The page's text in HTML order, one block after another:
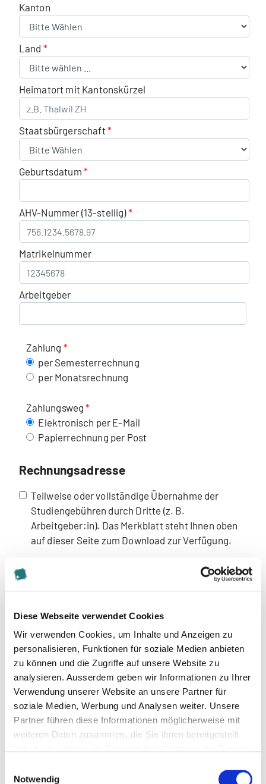
Diese Webseite verwendet Cookies
Wir verwenden Cookies, um Inhalte und Anzeigen zu
personalisieren, Funktionen für soziale Medien anbieten
zu können und die Zugriffe auf unsere Website zu
analysieren. Ausserdem geben wir Informationen zu Ihrer
Verwendung unserer Website an unsere Partner für
soziale Medien, Werbung und Analysen weiter. Unsere
Partner führen diese Informationen möglicherweise mit
weiteren Daten zusammen, die Sie ihnen bereitgestellt
Notwendig
Kanton
Land
Heimatort mit Kantonskürzel
Staatsbürgerschaft
Geburtsdatum
AHV-Nummer (13-stellig)
Matrikelnummer
Arbeitgeber
Zahlung
per Semesterrechnung
per Monatsrechnung
Zahlungsweg
Elektronisch per E-Mail
Papierrechnung per Post
Teilweise oder vollständige Übernahme der
Studiengebühren durch Dritte (z. B.
Arbeitgeber:in). Das Merkblatt steht Ihnen oben
auf dieser Seite zum Download zur Verfügung.
Rechnungsadresse
Empfohlen von
Beilagen für Zulassung
Die Anmeldung ist elektronisch oder per Post
möglich.
Elektronisch: Bitte füllen Sie alle Formularfelder aus
und laden Sie das Datenblatt (bei MAS, DAS und CAS
eine Bestätigungs-Mail.